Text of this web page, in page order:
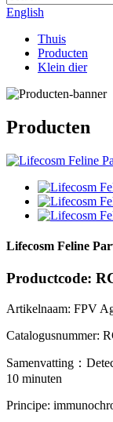
English
Thuis
Producten
Klein dier
Producten
Lifecosm Feline
Productcode:
Artikelnaam: FPV
Catalogusnummer:
Samenvatting ：
10 minuten
Principe: